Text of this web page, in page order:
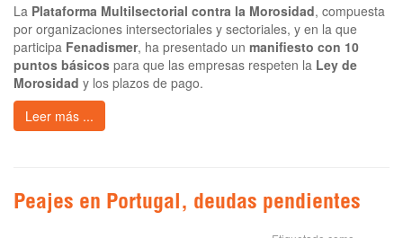
La Plataforma Multilsectorial contra la Morosidad, compuesta
por organizaciones intersectoriales y sectoriales, y en la que
participa Fenadismer, ha presentado un manifiesto con 10
puntos básicos para que las empresas respeten la Ley de
Morosidad y los plazos de pago.
Leer más ...
Peajes en Portugal, deudas pendientes